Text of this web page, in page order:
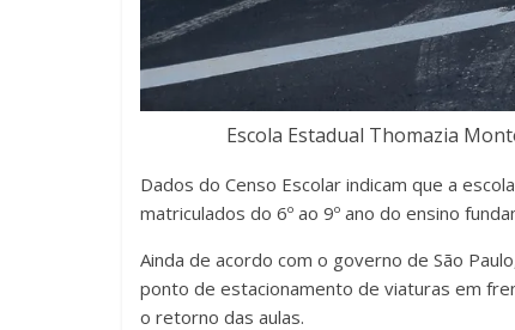
Escola Estadual Thomazia
Dados do Censo Escolar indicam que a
matriculados do 6º ao 9º ano do ensino
Ainda de acordo com o governo de São
ponto de estacionamento de viaturas em
o retorno das aulas.